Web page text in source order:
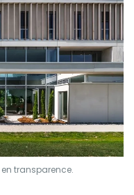
en transparence.